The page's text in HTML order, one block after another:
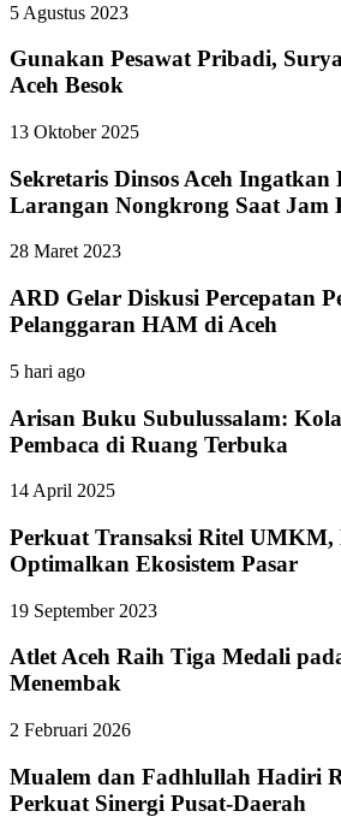
5 Agustus 2023
Gunakan Pesawat Pribadi,
Aceh Besok
13 Oktober 2025
Sekretaris Dinsos Aceh Ingatkan
Larangan Nongkrong Saat Jam
28 Maret 2023
ARD Gelar Diskusi Percepatan
Pelanggaran HAM di Aceh
5 hari ago
Arisan Buku Subulussalam:
Pembaca di Ruang Terbuka
14 April 2025
Perkuat Transaksi Ritel UMKM,
Optimalkan Ekosistem Pasar
19 September 2023
Atlet Aceh Raih Tiga Medali
Menembak
2 Februari 2026
Mualem dan Fadhlullah Hadiri
Perkuat Sinergi Pusat-Daerah